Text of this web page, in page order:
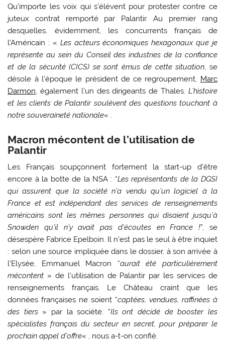
Qu’importe les voix qui s’élèvent pour protester contre ce
juteux contrat remporté par Palantir. Au premier rang
desquelles, évidemment, les concurrents français de
l’Américain : « Les acteurs économiques hexagonaux que je
représente au sein du Conseil des industries de la confiance
et de la sécurité (CICS) se sont émus de cette situation, se
désole à l’époque le président de ce regroupement, Marc
Darmon, également l’un des dirigeants de Thales. L’histoire
et les clients de Palantir soulèvent des questions touchant à
notre souveraineté nationale« .
Macron mécontent de l’utilisation de
Palantir
Les Français soupçonnent fortement la start-up d’être
encore à la botte de la NSA : “Les représentants de la DGSI
qui assurent que la société n’a vendu qu’un logiciel à la
France et est indépendant des services de renseignements
américains sont les mêmes personnes qui disaient jusqu’à
Snowden qu’il n’y avait pas d’écoutes en France !”, se
désespère Fabrice Epelboin. Il n’est pas le seul à être inquiet
: selon une source impliquée dans le dossier, à son arrivée à
l’Elysée, Emmanuel Macron “aurait été particulièrement
mécontent » de l’utilisation de Palantir par les services de
renseignements français. Le Château craint que les
données françaises ne soient “captées, vendues, raffinées à
des tiers» par la société. “Ils ont décidé de booster les
spécialistes français du secteur en secret, pour préparer le
prochain appel d’offre« , nous a-t-on confié.